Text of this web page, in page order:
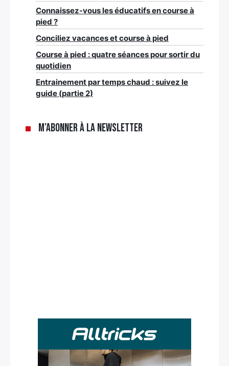
Connaissez-vous les éducatifs en course à
pied ?
Conciliez vacances et course à pied
Course à pied : quatre séances pour sortir du
quotidien
Entrainement par temps chaud : suivez le
guide (partie 2)
M’abonner à la newsletter